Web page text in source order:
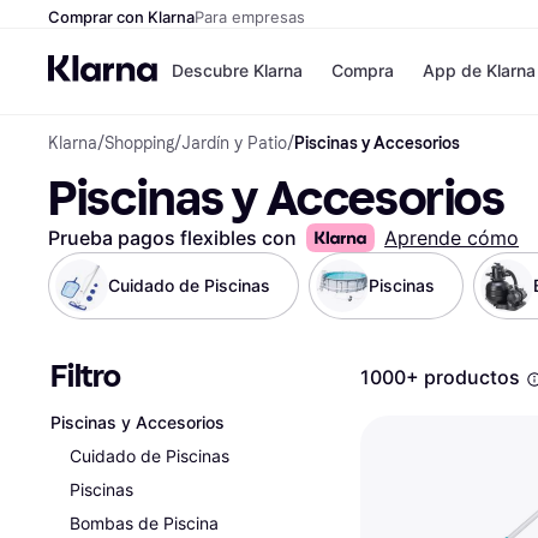
Comprar con KlarnaPara empresas
Descubre Klarna
Formas de pago
Formas de pago
Paga ahora
Paga en 3 plazos
Paga en 30 días
Financiación
Klarna en Apple
Compra
Tiendas
MediaMarkt
Shein
Zalando Prive
Zara
JD Sports
Directorio de
App de Klarna
Klarna/Shopping/Jardín y Patio/Piscinas y Accesorios
Piscinas y Accesorios
Prueba pagos flexibles con Aprende cómo
Cuidado de Piscinas Piscinas
Filtro
Piscinas y Accesorios
Cuidado de Piscinas
Piscinas
Bombas de Piscina
1000+ productos